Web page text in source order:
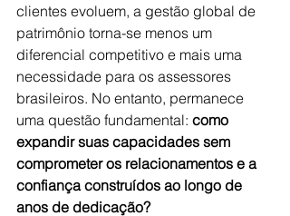
clientes evoluem, a gestão global de
patrimônio torna-se menos um
diferencial competitivo e mais uma
necessidade para os assessores
brasileiros. No entanto, permanece
uma questão fundamental: como
expandir suas capacidades sem
comprometer os relacionamentos e a
confiança construídos ao longo de
anos de dedicação?